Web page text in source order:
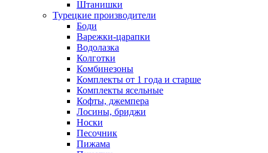
Штанишки
Турецкие производители
Боди
Варежки-царапки
Водолазка
Колготки
Комбинезоны
Комплекты от 1 года и старше
Комплекты ясельные
Кофты, джемпера
Лосины, бриджи
Носки
Песочник
Пижама